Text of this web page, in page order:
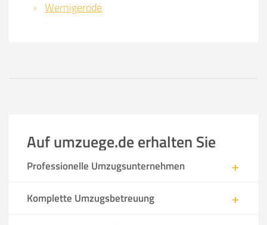
Wernigerode
Auf umzuege.de erhalten Sie
Professionelle Umzugsunternehmen
Komplette Umzugsbetreuung